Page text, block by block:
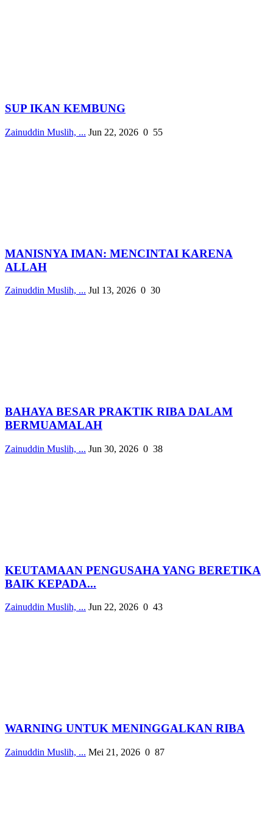
SUP IKAN KEMBUNG
Zainuddin Muslih, ... Jun 22, 2026 0 55
MANISNYA IMAN: MENCINTAI KARENA
ALLAH
Zainuddin Muslih, ... Jul 13, 2026 0 30
BAHAYA BESAR PRAKTIK RIBA DALAM
BERMUAMALAH
Zainuddin Muslih, ... Jun 30, 2026 0 38
KEUTAMAAN PENGUSAHA YANG BERETIKA
BAIK KEPADA...
Zainuddin Muslih, ... Jun 22, 2026 0 43
WARNING UNTUK MENINGGALKAN RIBA
Zainuddin Muslih, ... Mei 21, 2026 0 87